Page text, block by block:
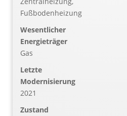
Fußbodenheizung
Wesentlicher
Energieträger
Gas
Letzte
Modernisierung
2021
Zustand